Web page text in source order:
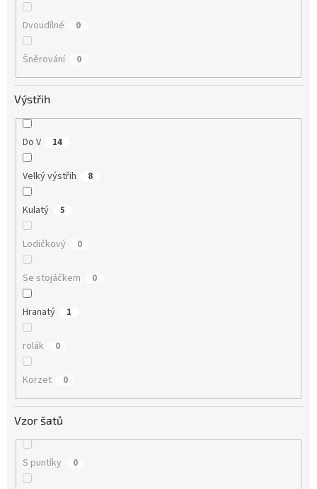
Dvoudílné 0
Šněrování 0
Výstřih
Do V 14
Velký výstřih 8
Kulatý 5
Lodičkový 0
Se stojáčkem 0
Hranatý 1
rolák 0
Korzet 0
Vzor šatů
S puntíky 0